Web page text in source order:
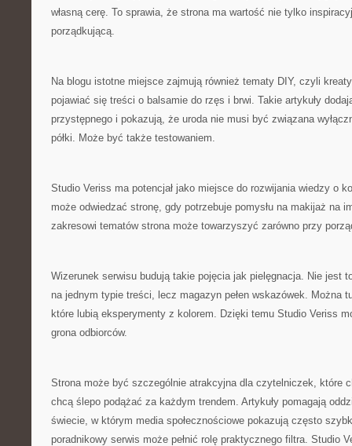
własną cerę. To sprawia, że strona ma wartość nie tylko
porządkującą.
Na blogu istotne miejsce zajmują również tematy DIY, czyli
pojawiać się treści o balsamie do rzęs i brwi. Takie artykuły
przystępnego i pokazują, że uroda nie musi być związana
półki. Może być także testowaniem.
Studio Veriss ma potencjał jako miejsce do rozwijania wiedzy o
może odwiedzać stronę, gdy potrzebuje pomysłu na makijaż na
zakresowi tematów strona może towarzyszyć zarówno przy
Wizerunek serwisu budują takie pojęcia jak pielęgnacja. Nie jest
na jednym typie treści, lecz magazyn pełen wskazówek. Można
które lubią eksperymenty z kolorem. Dzięki temu Studio Veriss
grona odbiorców.
Strona może być szczególnie atrakcyjna dla czytelniczek, które
chcą ślepo podążać za każdym trendem. Artykuły pomagają
świecie, w którym media społecznościowe pokazują często
poradnikowy serwis może pełnić rolę praktycznego filtra. Studio